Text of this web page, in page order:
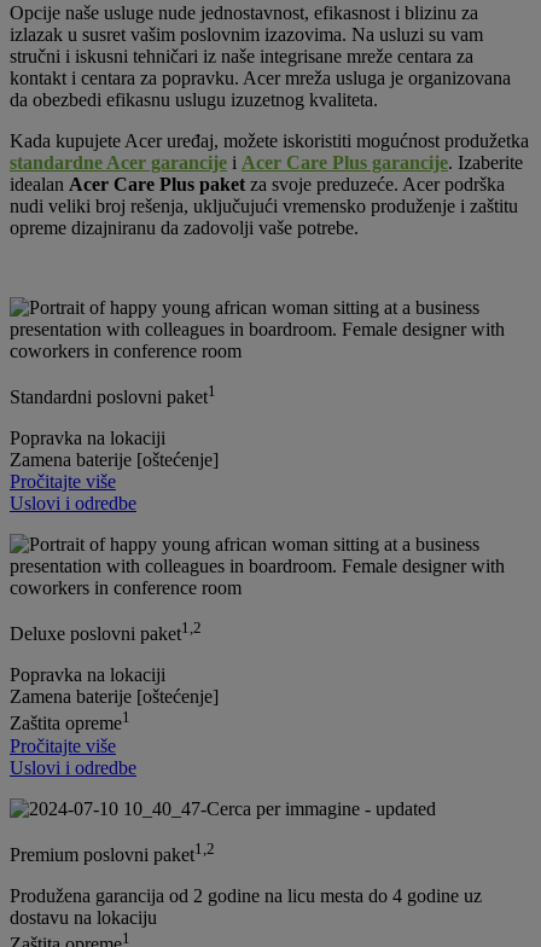
Opcije naše usluge nude jednostavnost, efikasnost i blizinu za
izlazak u susret vašim poslovnim izazovima. Na usluzi su vam
stručni i iskusni tehničari iz naše integrisane mreže centara za
kontakt i centara za popravku. Acer mreža usluga je organizovana
da obezbedi efikasnu uslugu izuzetnog kvaliteta.
Kada kupujete Acer uređaj, možete iskoristiti mogućnost produžetka
standardne Acer garancije i Acer Care Plus garancije. Izaberite
idealan Acer Care Plus paket za svoje preduzeće. Acer podrška
nudi veliki broj rešenja, uključujući vremensko produženje i zaštitu
opreme dizajniranu da zadovolji vaše potrebe.
Standardni poslovni paket1
Popravka na lokaciji
Zamena baterije [oštećenje]
Pročitajte više
Uslovi i odredbe
Deluxe poslovni paket1,2
Popravka na lokaciji
Zamena baterije [oštećenje]
Zaštita opreme1
Pročitajte više
Uslovi i odredbe
Premium poslovni paket1,2
Produžena garancija od 2 godine na licu mesta do 4 godine uz
dostavu na lokaciju
1